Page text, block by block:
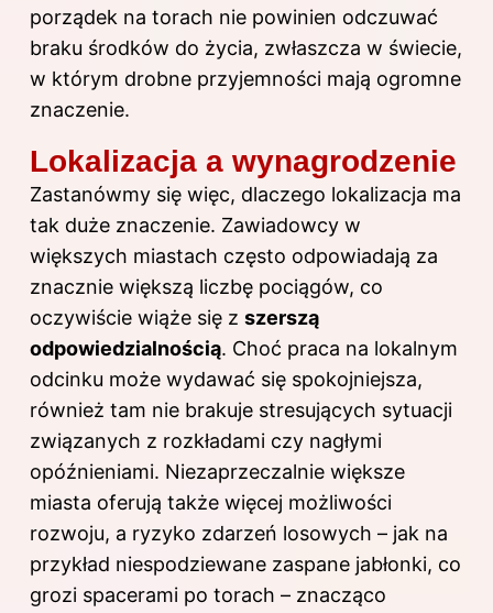
porządek na torach nie powinien odczuwać
braku środków do życia, zwłaszcza w świecie,
w którym drobne przyjemności mają ogromne
znaczenie.
Lokalizacja a wynagrodzenie
Zastanówmy się więc, dlaczego lokalizacja ma
tak duże znaczenie. Zawiadowcy w
większych miastach często odpowiadają za
znacznie większą liczbę pociągów, co
oczywiście wiąże się z szerszą
odpowiedzialnością. Choć praca na lokalnym
odcinku może wydawać się spokojniejsza,
również tam nie brakuje stresujących sytuacji
związanych z rozkładami czy nagłymi
opóźnieniami. Niezaprzeczalnie większe
miasta oferują także więcej możliwości
rozwoju, a ryzyko zdarzeń losowych – jak na
przykład niespodziewane zaspane jabłonki, co
grozi spacerami po torach – znacząco